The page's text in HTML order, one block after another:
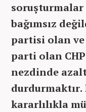
soruşturmalar
bağımsız
partisi olan
parti olan
nezdinde
durdurmaktır.
kararlılıkla